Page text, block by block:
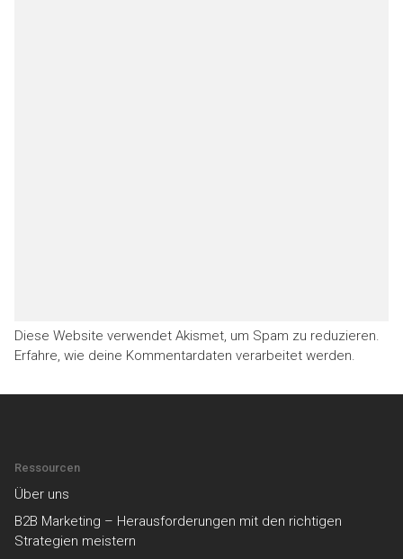
Diese Website verwendet Akismet, um Spam zu reduzieren.
Erfahre, wie deine Kommentardaten verarbeitet werden.
Ressourcen
Über uns
B2B Marketing – Herausforderungen mit den richtigen
Strategien meistern